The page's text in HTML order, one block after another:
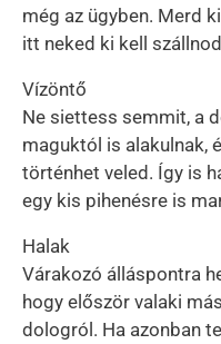
még az ügyben. Merd
itt neked ki kell
Vízöntő
Ne siettess semmit, a
maguktól is alakulnak,
történhet veled. Így is
egy kis pihenésre is
Halak
Várakozó álláspontra
hogy először valaki
dologról. Ha azonban